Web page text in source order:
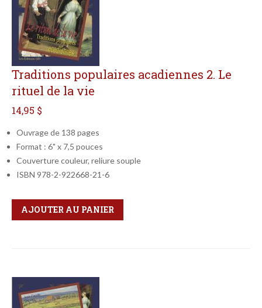
Traditions populaires acadiennes 2. Le
rituel de la vie
14,95 $
Ouvrage de 138 pages
Format : 6" x 7,5 pouces
Couverture couleur, reliure souple
ISBN 978-2-922668-21-6
Qté
Format
AJOUTER AU PANIER